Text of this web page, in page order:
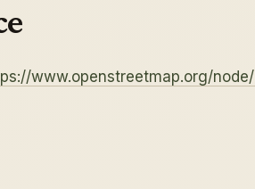
www.openstreetmap.org/